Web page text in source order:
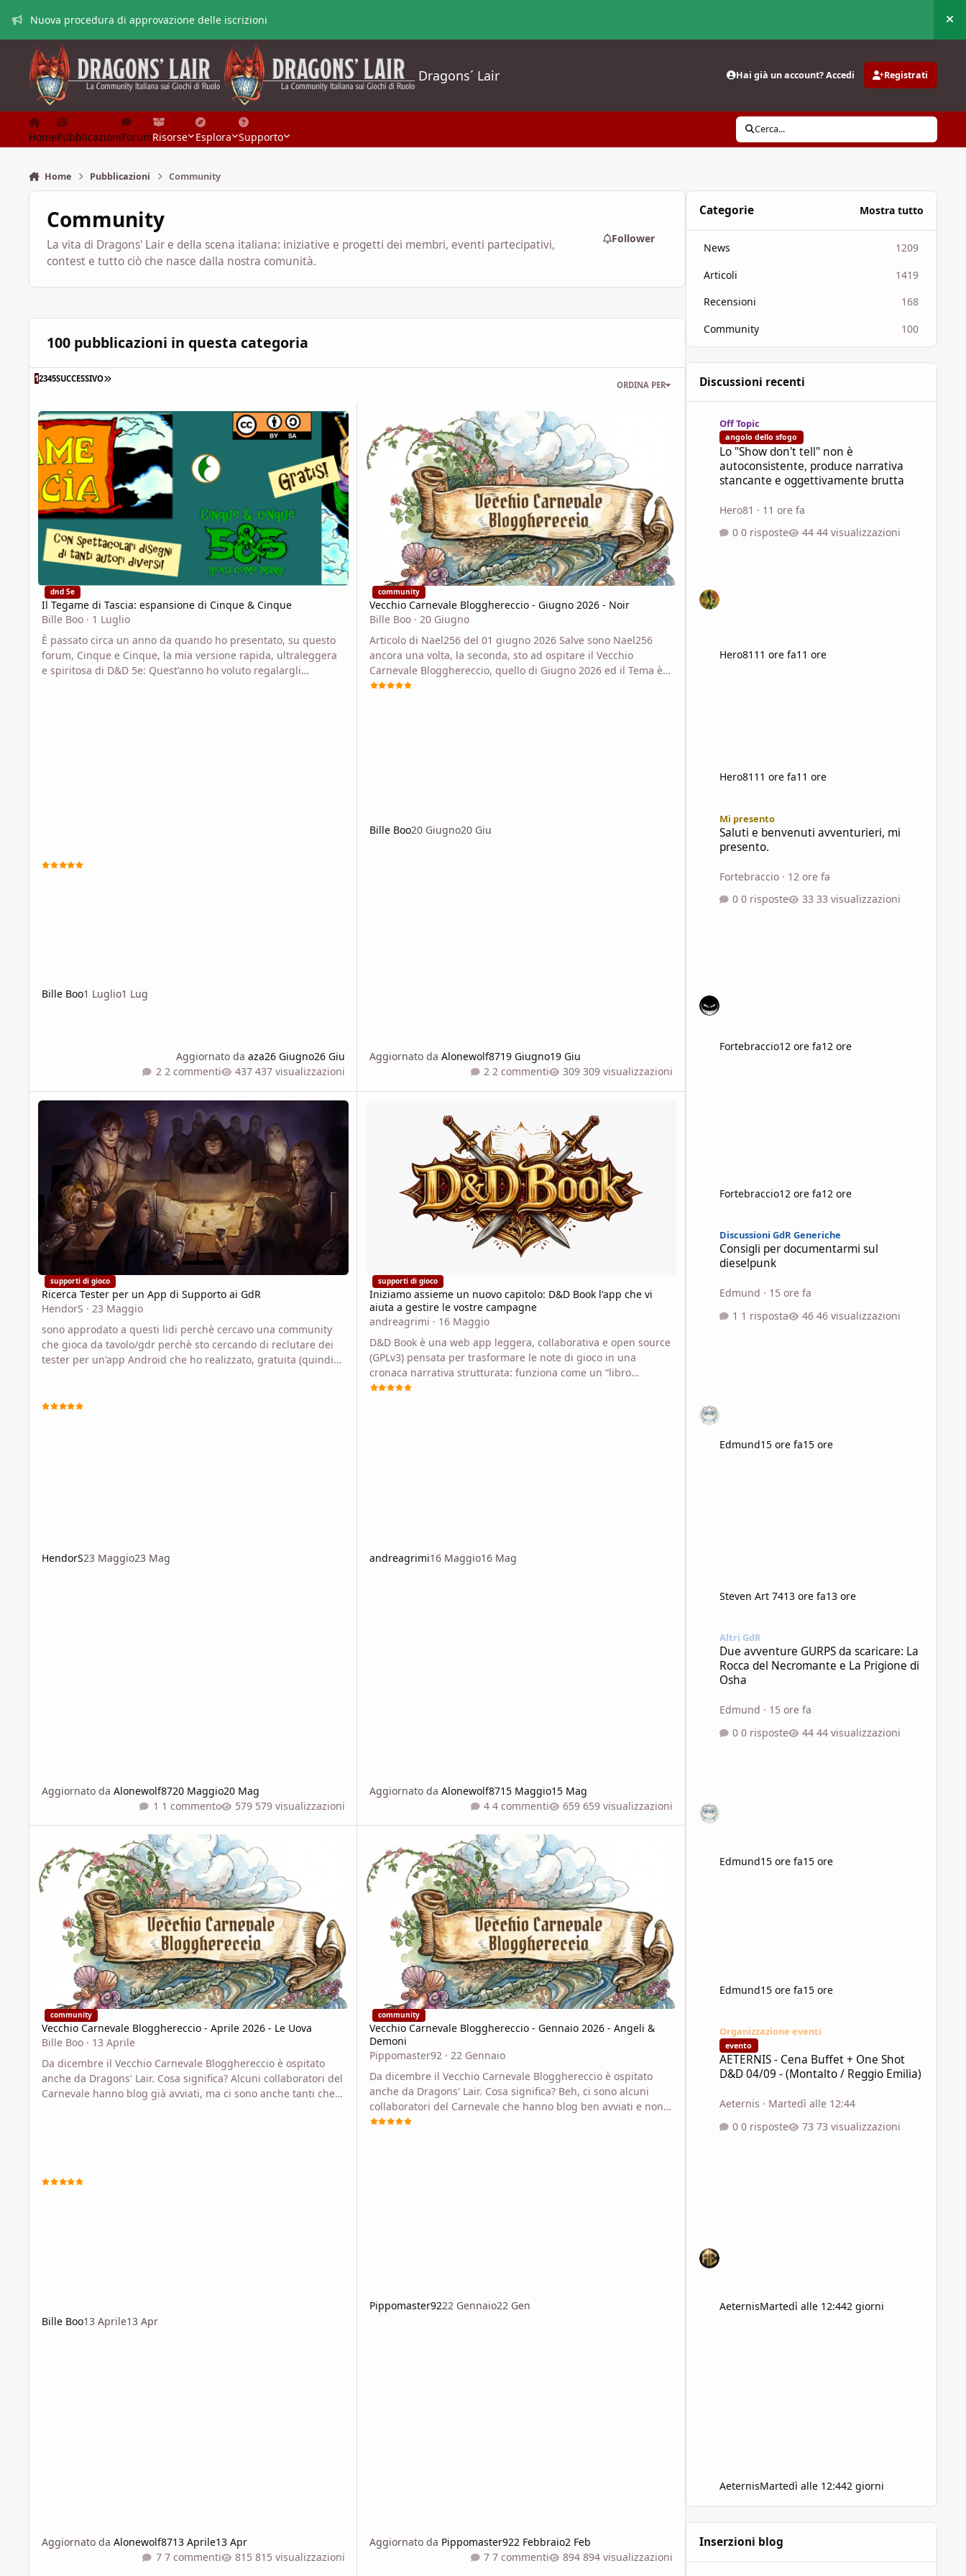
Nuova procedura di approvazione delle iscrizioni
Dragons´ Lair Hai già un account? Accedi Registrati
HomePubblicazioniForumRisorse Esplora Supporto
Cerca...
Home Pubblicazioni Community
Community
La vita di Dragons' Lair e della scena italiana: iniziative e progetti dei membri, eventi partecipativi,
contest e tutto ciò che nasce dalla nostra comunità.
Follower
100 pubblicazioni in questa categoria
12345SUCCESSIVO ULTIMA PAGINA
ORDINA PER
Il Tegame di Tascia: espansione di Cinque & Cinque
dnd 5e
Il Tegame di Tascia: espansione di Cinque & Cinque
Bille Boo· 1 Luglio
È passato circa un anno da quando ho presentato, su questo
forum, Cinque e Cinque, la mia versione rapida, ultraleggera
e spiritosa di D&D 5e: Quest'anno ho voluto regalargli
Bille Boo1 Luglio1 Lug
Aggiornato da aza26 Giugno26 Giu
2 commenti
437 visualizzazioni
Vecchio Carnevale Blogghereccio - Giugno 2026 - Noir
community
Vecchio Carnevale Blogghereccio - Giugno 2026 - Noir
Bille Boo · 20 Giugno
Articolo di Nael256 del 01 giugno 2026 Salve sono Nael256
ancora una volta, la seconda, sto ad ospitare il Vecchio
Carnevale Blogghereccio, quello di Giugno 2026 ed il Tema è
Noir. Non andrò a descrivervi la genesi di questo tema, ma
Bille Boo20 Giugno20 Giu
Aggiornato daAlonewolf8719 Giugno19 Giu
2 commenti
309 visualizzazioni
Ricerca Tester per un App di Supporto ai GdR
supporti di gioco
Ricerca Tester per un App di Supporto ai GdR
HendorS · 23 Maggio
sono approdato a questi lidi perchè cercavo una community
che gioca da tavolo/gdr perchè sto cercando di reclutare dei
tester per un'app Android che ho realizzato, gratuita (quindi
strumenti per chi gioca dal vivo con gli amici (dadi di tutti i
HendorS23 Maggio23 Mag
Aggiornato da Alonewolf8720 Maggio20 Mag
1 commento
579 visualizzazioni
supporti di gioco
Iniziamo assieme un nuovo capitolo: D&D Book l'app che vi
aiuta a gestire le vostre campagne
andreagrimi · 16 Maggio
D&D Book è una web app leggera, collaborativa e open source
(GPLv3) pensata per trasformare le note di gioco in una
cronaca narrativa strutturata: funziona come un “libro
digitale” della campagna dove DM e giocatori possono
andreagrimi16 Maggio16 Mag
Aggiornato daAlonewolf8715 Maggio15 Mag
4 commenti
659 visualizzazioni
Vecchio Carnevale Blogghereccio - Aprile 2026 - Le Uova
community
Vecchio Carnevale Blogghereccio - Aprile 2026 - Le Uova
Bille Boo· 13 Aprile
Da dicembre il Vecchio Carnevale Blogghereccio è ospitato
anche da Dragons' Lair. Cosa significa? Alcuni collaboratori del
Carnevale hanno blog già avviati, ma ci sono anche tanti che
e semplice d
Bille Boo13 Aprile13 Apr
Aggiornato da Alonewolf8713 Aprile13 Apr
7 commenti
815 visualizzazioni
Vecchio Carnevale Blogghereccio - Gennaio 2026 - Angeli & Demoni
community
Vecchio Carnevale Blogghereccio - Gennaio 2026 - Angeli &
Demoni
Pippomaster92 ·22 Gennaio
Da dicembre il Vecchio Carnevale Blogghereccio è ospitato
anche da Dragons' Lair. Cosa significa? Beh, ci sono alcuni
collaboratori del Carnevale che hanno blog ben avviati e non
hanno difficoltà a scodellare un articolo al mese. Ma ci sono
Pippomaster9222 Gennaio22 Gen
Aggiornato da Pippomaster922 Febbraio2 Feb
7 commenti
894 visualizzazioni
Categorie Mostra tutto
News
1209
Articoli
1419
Recensioni
168
Community
100
Discussioni recenti
Off Topic
angolo dello sfogo
Lo "Show don't tell" non è
autoconsistente, produce narrativa
stancante e oggettivamente brutta
Hero81 · 11 ore fa
0 risposte
44 visualizzazioni
Hero81 11 ore fa11 ore
Hero81 11 ore fa11 ore
Mi presento
Saluti e benvenuti avventurieri, mi
presento.
Fortebraccio· 12 ore fa
0 risposte
33 visualizzazioni
Fortebraccio12 ore fa12 ore
Fortebraccio12 ore fa12 ore
Discussioni GdR Generiche
Consigli per documentarmi sul
dieselpunk
Edmund · 15 ore fa
1 risposta
46 visualizzazioni
Edmund15 ore fa15 ore
Steven Art 7413 ore fa13 ore
Altri GdR
Due avventure GURPS da scaricare: La
Rocca del Necromante e La Prigione di
Osha
Edmund · 15 ore fa
0 risposte
44 visualizzazioni
Edmund15 ore fa15 ore
Edmund15 ore fa15 ore
Organizzazione eventi
evento
AETERNIS - Cena Buffet + One Shot
D&D 04/09 - (Montalto / Reggio Emilia)
Aeternis · Martedì alle 12:44
0 risposte
73 visualizzazioni
AeternisMartedì alle 12:442 giorni
AeternisMartedì alle 12:442 giorni
Inserzioni blog